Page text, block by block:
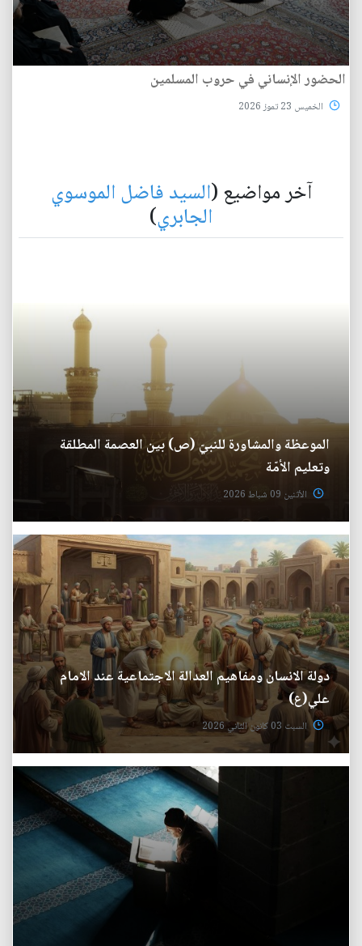
الحضور الإنساني في حروب المسلمين
الخميس 23 تموز 2026
آخر مواضيع (السيد فاضل الموسوي
الجابري)
الموعظة والمشاورة للنبيّ (ص) بين العصمة المطلقة
وتعليم الأمّة
الأثنين 09 شباط 2026
دولة الانسان ومفاهيم العدالة الاجتماعية عند الامام
علي(ع)
السبت 03 كانون الثاني 2026